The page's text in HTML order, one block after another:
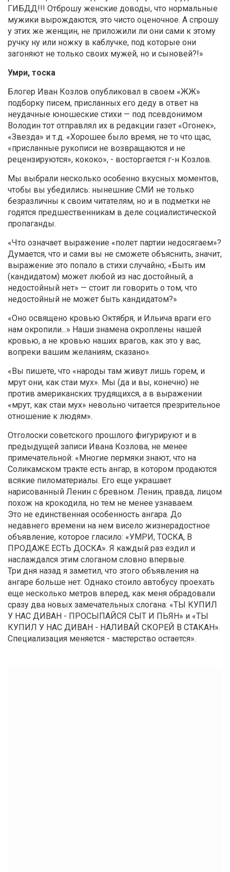
ГИБДД!!! Отброшу женские доводы, что нормальные
мужики вырождаются, это чисто оценочное. А спрошу
у этих же женщин, не приложили ли они сами к этому
ручку ну или ножку в каблучке, под которые они
загоняют не только своих мужей, но и сыновей?!»
Умри, тоска
Блогер Иван Козлов опубликовал в своем «ЖЖ»
подборку писем, присланных его деду в ответ на
неудачные юношеские стихи — под псевдонимом
Володин тот отправлял их в редакции газет «Огонек»,
«Звезда» и т.д. «Хорошее было время, не то что щас,
«присланные рукописи не возвращаются и не
рецензируются», кококо», - восторгается г-н Козлов.
Мы выбрали несколько особенно вкусных моментов,
чтобы вы убедились: нынешние СМИ не только
безразличны к своим читателям, но и в подметки не
годятся предшественникам в деле социалистической
пропаганды.
«Что означает выражение «полет партии недосягаем»?
Думается, что и сами вы не сможете объяснить, значит,
выражение это попало в стихи случайно; «Быть им
(кандидатом) может любой из нас достойный, а
недостойный нет» — стоит ли говорить о том, что
недостойный не может быть кандидатом?»
«Оно освящено кровью Октября, и Ильича враги его
нам окропили...» Наши знамена окроплены нашей
кровью, а не кровью наших врагов, как это у вас,
вопреки вашим желаниям, сказано».
«Вы пишете, что «народы там живут лишь горем, и
мрут они, как стаи мух». Мы (да и вы, конечно) не
против американских трудящихся, а в выражении
«мрут, как стаи мух» невольно читается презрительное
отношение к людям».
Отголоски советского прошлого фигурируют и в
предыдущей записи Ивана Козлова, не менее
примечательной: «Многие пермяки знают, что на
Соликамском тракте есть ангар, в котором продаются
всякие пиломатериалы. Его еще украшает
нарисованный Ленин с бревном. Ленин, правда, лицом
похож на крокодила, но тем не менее узнаваем.
Это не единственная особенность ангара. До
недавнего времени на нем висело жизнерадостное
объявление, которое гласило: «УМРИ, ТОСКА, В
ПРОДАЖЕ ЕСТЬ ДОСКА». Я каждый раз ездил и
наслаждался этим слоганом словно впервые.
Три дня назад я заметил, что этого объявления на
ангаре больше нет. Однако стоило автобусу проехать
еще несколько метров вперед, как меня обрадовали
сразу два новых замечательных слогана: «ТЫ КУПИЛ
У НАС ДИВАН - ПРОСЫПАЙСЯ СЫТ И ПЬЯН» и «ТЫ
КУПИЛ У НАС ДИВАН - НАЛИВАЙ СКОРЕЙ В СТАКАН».
Специализация меняется - мастерство остается».